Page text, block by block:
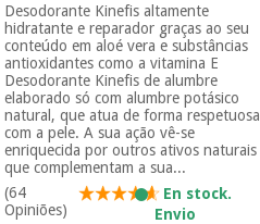
Desodorante Kinefis altamente
hidratante e reparador graças ao seu
conteúdo em aloé vera e substâncias
antioxidantes como a vitamina E
Desodorante Kinefis de alumbre
elaborado só com alumbre potásico
natural, que atua de forma respetuosa
com a pele. A sua ação vê-se
enriquecida por outros ativos naturais
que complementam a sua...
(64
Opiniões)
En stock.
Envio